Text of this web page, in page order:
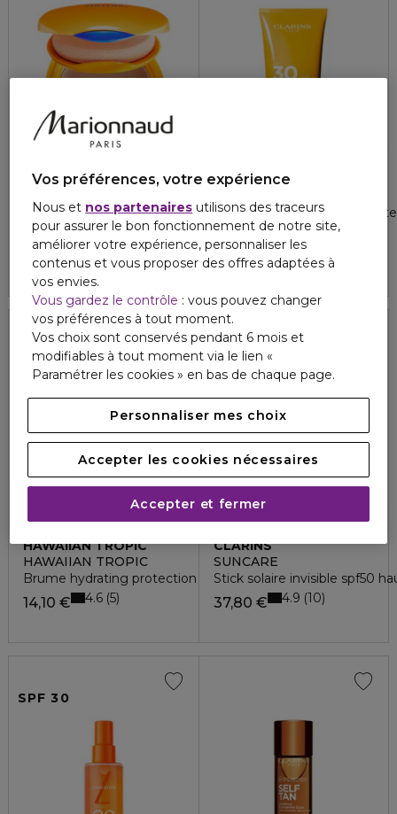
SHISEIDO
Fond de teint compact bronzant spf10 - rechargeable
À partir de 49,60 €
3 teintes
4.8 65
CLARINS
Crème solaire jeunesse
44,80 €
SPF 50
HAWAIIAN TROPIC
HAWAIIAN TROPIC
Brume hydrating protection spf50
14,10 € 4.6 5
CLARINS
SUNCARE
Stick solaire invisible spf50
37,80 € 4.9 10
SPF 30
Vos préférences, votre expérience
Nous et nos partenaires utilisons des traceurs
pour assurer le bon fonctionnement de notre site,
améliorer votre expérience, personnaliser les
contenus et vous proposer des offres adaptées à
vos envies.
Vous gardez le contrôle : vous pouvez changer
vos préférences à tout moment.
Vos choix sont conservés pendant 6 mois et
modifiables à tout moment via le lien «
Paramétrer les cookies » en bas de chaque page.
Personnaliser mes choix
Accepter les cookies nécessaires
Accepter et fermer